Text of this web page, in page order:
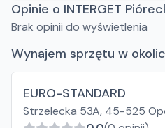
Opinie o INTERGET
Brak opinii do wyświetlenia
Wynajem sprzętu w
EURO-STANDARD
Strzelecka 53A, 45-525